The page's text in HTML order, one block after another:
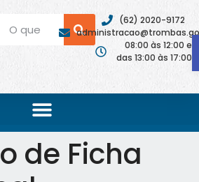
(62) 2020-9172
08:00 às 12:00 e
das 13:00 às 17:00
de Ficha